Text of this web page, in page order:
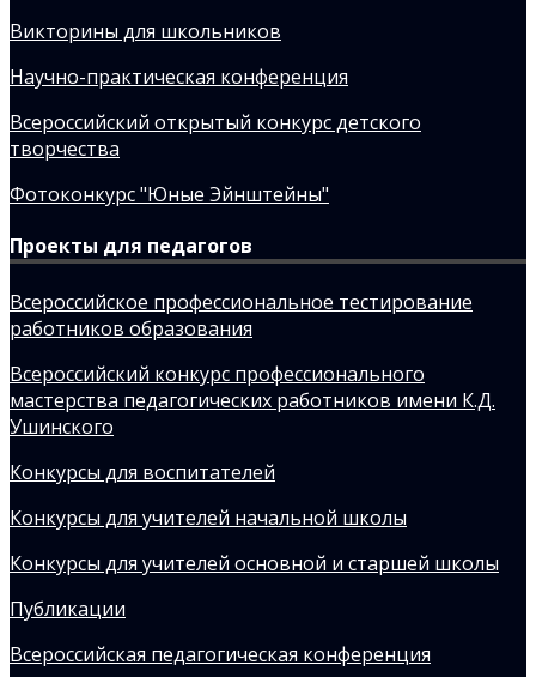
Викторины для школьников
Научно-практическая конференция
Всероссийский открытый конкурс детского
творчества
Фотоконкурс "Юные Эйнштейны"
Проекты для педагогов
Всероссийское профессиональное тестирование
работников образования
Всероссийский конкурс профессионального
мастерства педагогических работников имени К.Д.
Ушинского
Конкурсы для воспитателей
Конкурсы для учителей начальной школы
Конкурсы для учителей основной и старшей школы
Публикации
Всероссийская педагогическая конференция